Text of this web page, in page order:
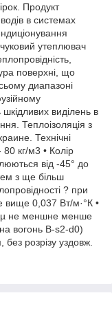
Продукт
в системах
утеплювач
поверхні, що
диапазоні
виділень в
Теплоізоляція з
Технічні
кг/м3 • Колір
від -45° до
з ще більш
? при
вище 0,037 Вт/м·°К •
µ не меншне менше
вогонь B-s2-d0)
розрізу уздовж.